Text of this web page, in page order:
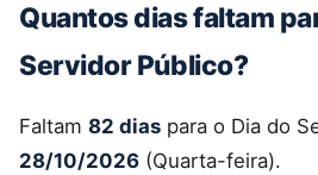
Quantos dias faltam
Servidor Público?
Faltam 82 dias para o Dia do
28/10/2026 (Quarta-feira).